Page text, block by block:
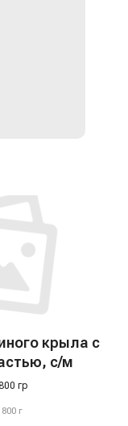
крыла с
с/м
гр
800 г